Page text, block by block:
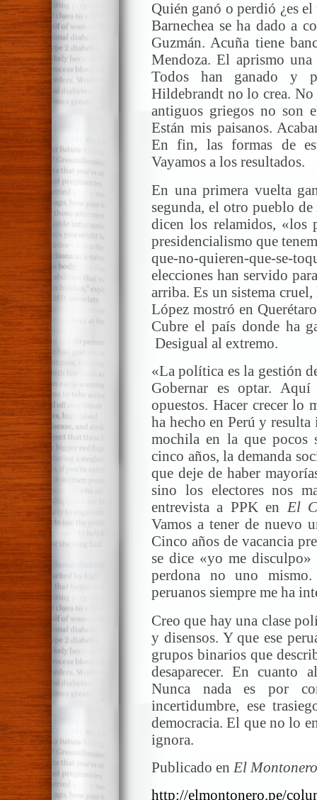
Quién ganó o perdió ¿es
Barnechea se ha dado a
Guzmán. Acuña tiene
Mendoza. El aprismo una
Todos han ganado y
Hildebrandt no lo crea. No
antiguos griegos no son
Están mis paisanos.
En fin, las formas de
Vayamos a los resultados.
En una primera vuelta
segunda, el otro pueblo
dicen los relamidos, «los
presidencialismo que
que-no-quieren-que-se-
elecciones han servido
arriba. Es un sistema
López mostró en
Cubre el país donde ha
Desigual al extremo.
«La política es la gestión
Gobernar es optar.
opuestos. Hacer crecer lo
ha hecho en Perú y
mochila en la que pocos
cinco años, la demanda
que deje de haber
sino los electores nos
entrevista a PPK en El
Vamos a tener de nuevo
Cinco años de vacancia
se dice «yo me
perdona no uno
peruanos siempre me ha
Creo que hay una clase
y disensos. Y que ese
grupos binarios que
desaparecer. En cuanto
Nunca nada es por
incertidumbre, ese
democracia. El que no lo
ignora.
Publicado en El
http://elmontonero.pe/